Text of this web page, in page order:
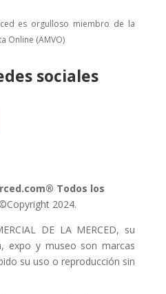
es orgulloso miembro de la
Online (AMVO)
sociales
Todos los
2024.
DE LA MERCED, su
expo y museo son marcas
su uso o reproducción sin